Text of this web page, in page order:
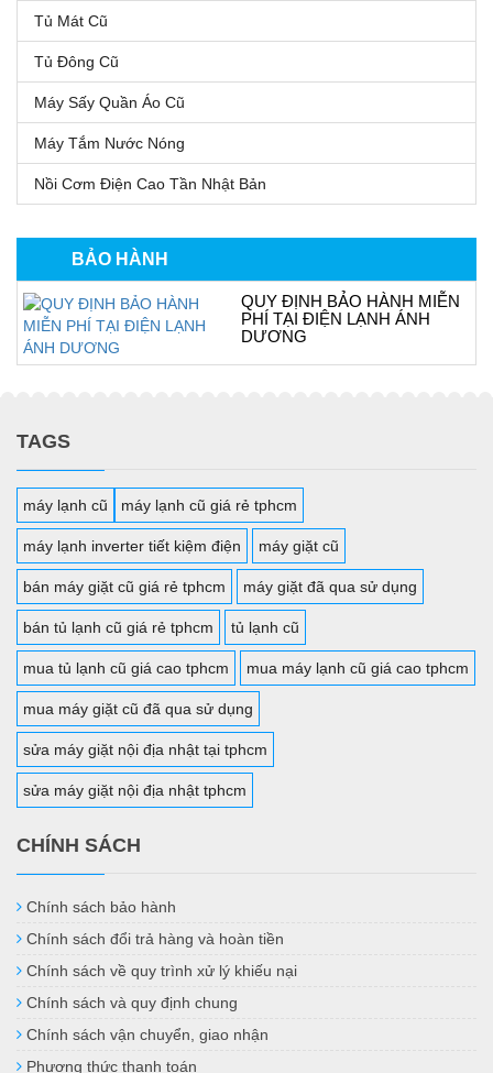
Tủ Mát Cũ
Tủ Đông Cũ
Máy Sấy Quần Áo Cũ
Máy Tắm Nước Nóng
Nồi Cơm Điện Cao Tần Nhật Bản
BẢO HÀNH
QUY ĐỊNH BẢO HÀNH MIỄN
PHÍ TẠI ĐIỆN LẠNH ÁNH
DƯƠNG
TAGS
máy lạnh cũ máy lạnh cũ giá rẻ tphcm
máy lạnh inverter tiết kiệm điện máy giặt cũ
bán máy giặt cũ giá rẻ tphcm máy giặt đã qua sử dụng
bán tủ lạnh cũ giá rẻ tphcm tủ lạnh cũ
mua tủ lạnh cũ giá cao tphcm mua máy lạnh cũ giá cao tphcm
mua máy giặt cũ đã qua sử dụng
sửa máy giặt nội địa nhật tại tphcm
sửa máy giặt nội địa nhật tphcm
CHÍNH SÁCH
Chính sách bảo hành
Chính sách đổi trả hàng và hoàn tiền
Chính sách về quy trình xử lý khiếu nại
Chính sách và quy định chung
Chính sách vận chuyển, giao nhận
Phương thức thanh toán